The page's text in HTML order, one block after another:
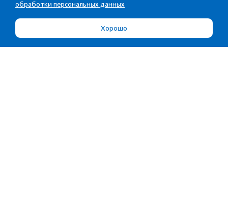
обработки персональных данных
Хорошо